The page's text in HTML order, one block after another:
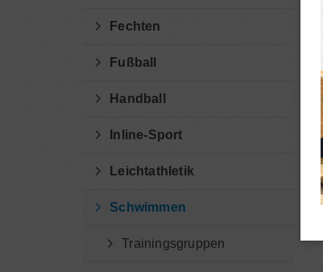
Fechten
Fußball
Handball
Inline-Sport
Leichtathletik
Schwimmen
Trainingsgruppen